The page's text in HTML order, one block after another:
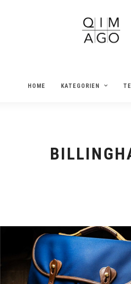
HOME KATEGORIEN